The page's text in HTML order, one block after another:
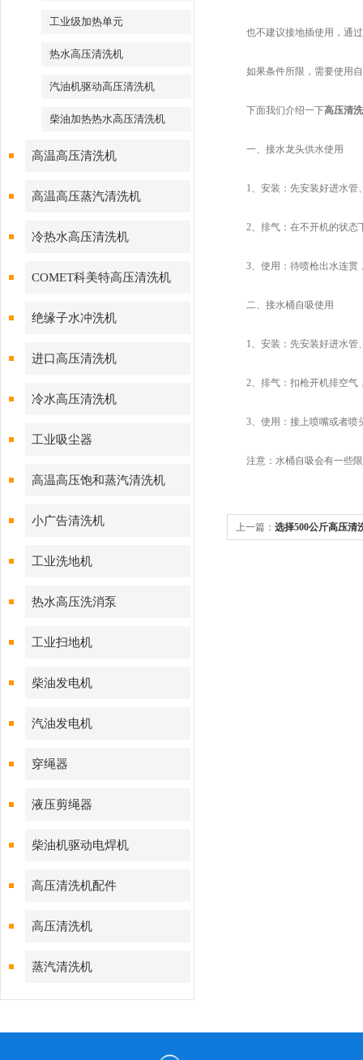
工业级加热单元
热水高压清洗机
汽油机驱动高压清洗机
柴油加热热水高压清洗机
高温高压清洗机
高温高压蒸汽清洗机
冷热水高压清洗机
COMET科美特高压清洗机
绝缘子水冲洗机
进口高压清洗机
冷水高压清洗机
工业吸尘器
高温高压饱和蒸汽清洗机
小广告清洗机
工业洗地机
热水高压洗消泵
工业扫地机
柴油发电机
汽油发电机
穿绳器
液压剪绳器
柴油机驱动电焊机
高压清洗机配件
高压清洗机
蒸汽清洗机
也不建议接地插使用，通过
如果条件所限，需要使用自
下面我们介绍一下高压清
一、接水龙头供水使用
1、安装：先安装好进水管
2、排气：在不开机的状态
3、使用：待喷枪出水连贯
二、接水桶自吸使用
1、安装：先安装好进水管
2、排气：扣枪开机排空气，
3、使用：接上喷嘴或者喷
注意：水桶自吸会有一些限
上一篇： 选择500公斤高压清